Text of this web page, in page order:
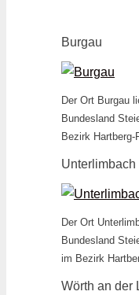
Burgau
Der Ort Burgau
Bundesland
Bezirk
Unterlimbach
Der Ort
Bundesland
im Bezirk
Wörth an der